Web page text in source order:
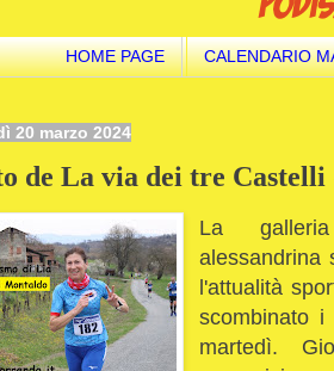
HOME PAGE CALENDARIO
20 marzo 2024
de La via dei tre
La
alessandrina
l'attualità
scombinato i
martedì.